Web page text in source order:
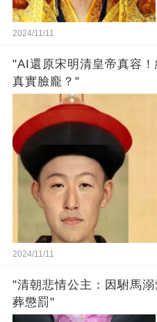
2024/11/11
"AI還原宋明清皇帝真容
真實臉龐？"
2024/11/11
"清朝悲情公主：因駙馬
葬懲罰"